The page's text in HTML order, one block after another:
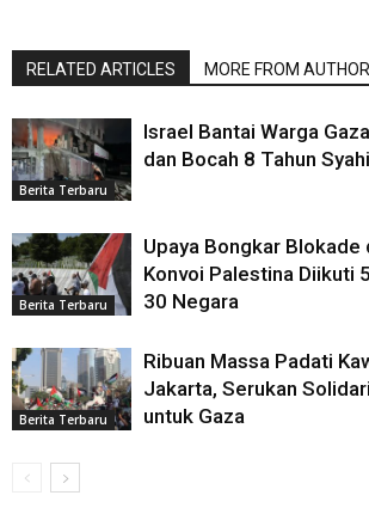
RELATED ARTICLES MORE FROM AUTHOR
Berita Terbaru
Israel Bantai Warga
dan Bocah 8 Tahun
Berita Terbaru
Upaya Bongkar Blokade
Konvoi Palestina Diikuti
30 Negara
Berita Terbaru
Ribuan Massa Padati
Jakarta, Serukan
untuk Gaza